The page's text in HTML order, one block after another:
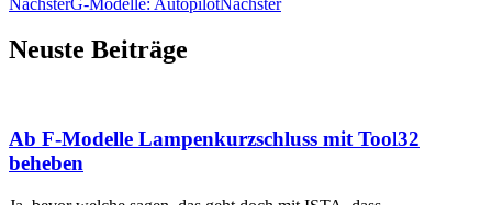
Neuste Beiträge
Ab F-Modelle Lampenkurzschluss mit Tool32
beheben